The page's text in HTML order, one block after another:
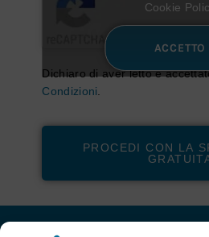
Cookie
ACCETTO
Dichiaro di aver letto e
Condizioni
PROCEDI CON LA